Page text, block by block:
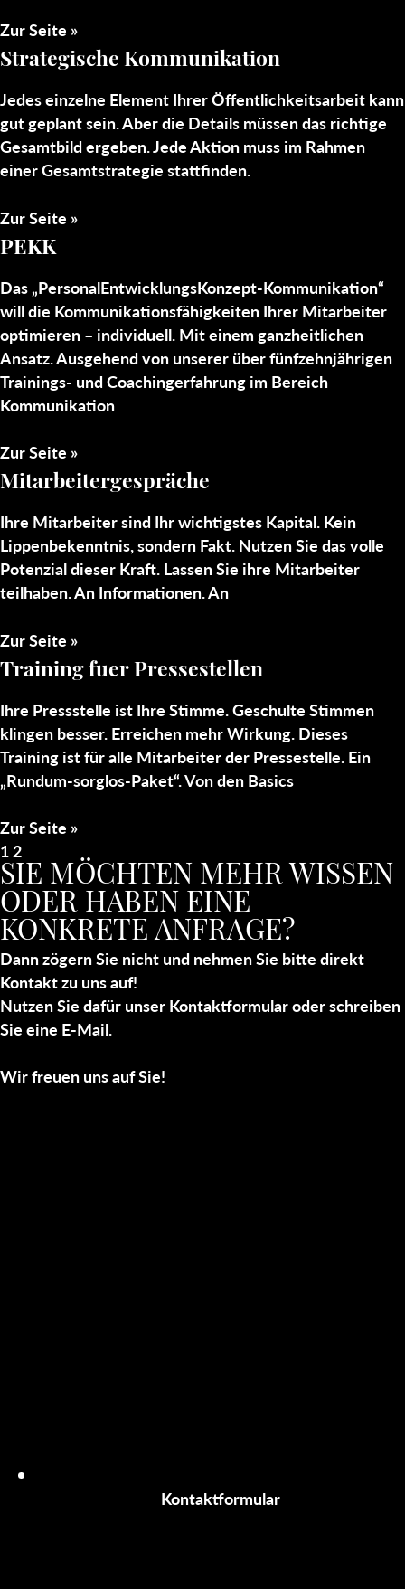
Zur Seite »
Strategische Kommunikation
Jedes einzelne Element Ihrer Öffentlichkeitsarbeit kann
gut geplant sein. Aber die Details müssen das richtige
Gesamtbild ergeben. Jede Aktion muss im Rahmen
einer Gesamtstrategie stattfinden.
Zur Seite »
PEKK
Das „PersonalEntwicklungsKonzept-Kommunikation“
will die Kommunikationsfähigkeiten Ihrer Mitarbeiter
optimieren – individuell. Mit einem ganzheitlichen
Ansatz. Ausgehend von unserer über fünfzehnjährigen
Trainings- und Coachingerfahrung im Bereich
Kommunikation
Zur Seite »
Mitarbeitergespräche
Ihre Mitarbeiter sind Ihr wichtigstes Kapital. Kein
Lippenbekenntnis, sondern Fakt. Nutzen Sie das volle
Potenzial dieser Kraft. Lassen Sie ihre Mitarbeiter
teilhaben. An Informationen. An
Zur Seite »
Training fuer Pressestellen
Ihre Pressstelle ist Ihre Stimme. Geschulte Stimmen
klingen besser. Erreichen mehr Wirkung. Dieses
Training ist für alle Mitarbeiter der Pressestelle. Ein
„Rundum-sorglos-Paket“. Von den Basics
Zur Seite »
1 2
SIE MÖCHTEN MEHR WISSEN
ODER HABEN EINE
KONKRETE ANFRAGE?
Dann zögern Sie nicht und nehmen Sie bitte direkt
Kontakt zu uns auf!
Nutzen Sie dafür unser Kontaktformular oder schreiben
Sie eine E-Mail.
Wir freuen uns auf Sie!
Kontaktformular